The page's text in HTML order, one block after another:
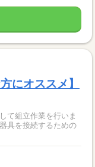
にオススメ】
て組立作業を行いま
具を接続するための